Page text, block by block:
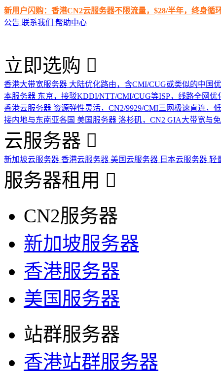
新用户闪购：香港CN2云服务器不限流量，$28/半年，终身循
公告 联系我们 帮助中心
立即选购
香港大带宽服务器 大陆优化路由，含CMI/CUG或类似的中国
本服务器 东京，接驳KDDI/NTT/CMI/CUG等ISP，线路全网优
香港云服务器 资源弹性灵活，CN2/9929/CMI三网极速直连，
接内地与东南亚各国 美国服务器 洛杉矶，CN2 GIA大带宽与
云服务器
新加坡云服务器 香港云服务器 美国云服务器 日本云服务器 轻
服务器租用
CN2服务器
新加坡服务器
香港服务器
美国服务器
站群服务器
香港站群服务器